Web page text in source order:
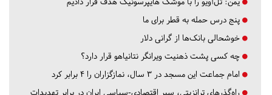
پنج درس‌ حمله به قطر برای ما
خوشحالی بانک‌ها از گرانی دلار
چه کسی پشت ذهنیت ویرانگر نتانیاهو قرار دارد؟
امام جماعت این مسجد در ۳ سال، نمازگزاران را ۴ برابر کرد
راه‌گذرهای ترانزیتی، سپر اقتصادی-سیاسی ایران در برابر تهدیدات